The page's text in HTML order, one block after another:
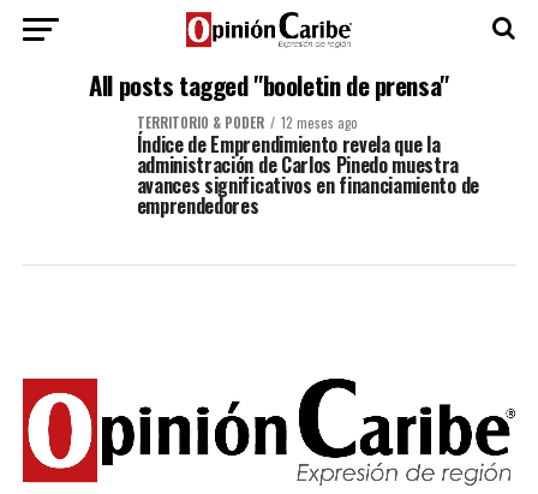
All posts tagged "booletin de prensa"
TERRITORIO & PODER 12 meses ago
Índice de Emprendimiento revela que la
administración de Carlos Pinedo muestra
avances significativos en financiamiento de
emprendedores